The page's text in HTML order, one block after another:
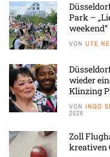
Park –
weekend“
VON UTE
wieder
Klinzing
VON INGO
2026
Zoll
kreativen